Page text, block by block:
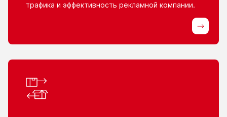
трафика и эффективность рекламной компании.